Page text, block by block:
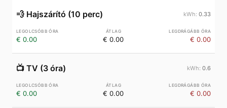
💨 Hajszárító (10 perc) 0.33
€ 0.00 € 0.00 € 0.00
📺 TV (3 óra) 0.6
€ 0.00 € 0.00 € 0.00